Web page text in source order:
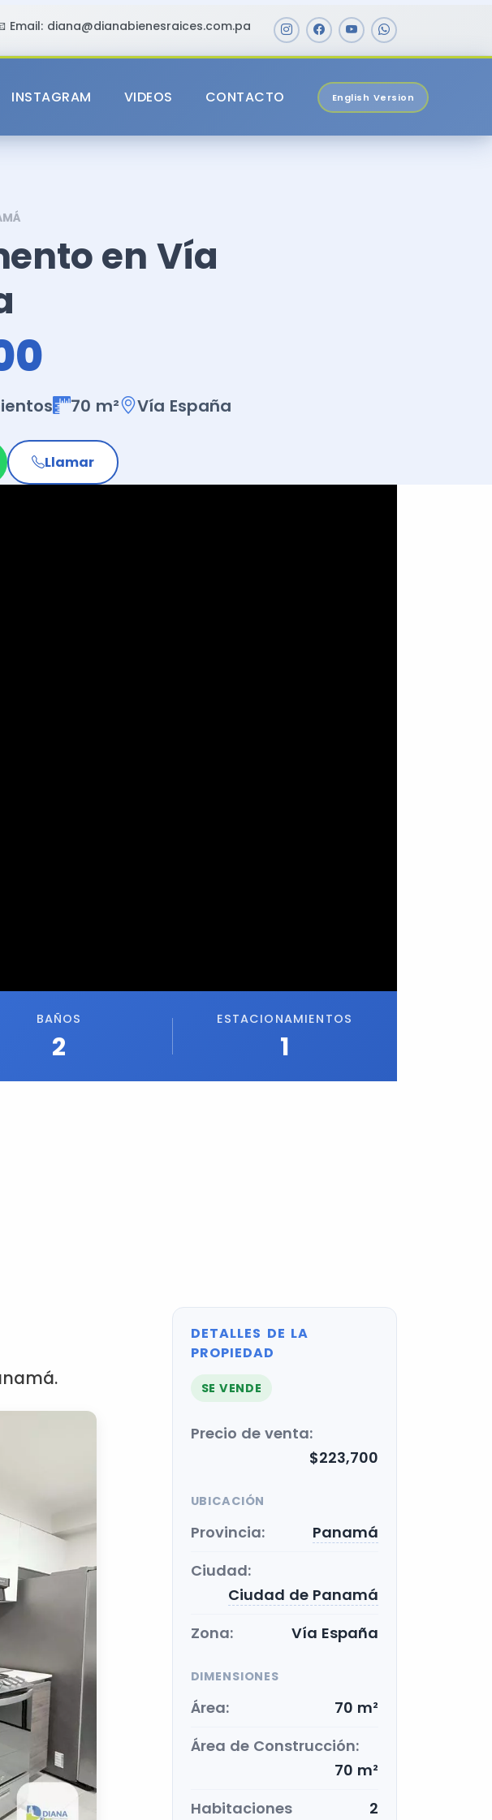
Email: diana@dianabienesraices.com.pa
INSTAGRAM VIDEOS CONTACTO English Version
en Vía
70 m² Vía España
Llamar
BAÑOS
2
ESTACIONAMIENTOS
1
DETALLES DE LA
PROPIEDAD
SE VENDE
Precio de venta:
$223,700
UBICACIÓN
Provincia:
Panamá
Ciudad:
Ciudad de Panamá
Zona:
Vía España
DIMENSIONES
Área:
70 m²
Área de Construcción:
70 m²
Habitaciones
2